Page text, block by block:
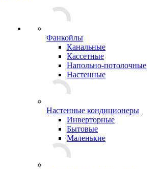
Фанкойлы
Канальные
Кассетные
Напольно-потолочные
Настенные
Настенные кондиционеры
Инверторные
Бытовые
Маленькие